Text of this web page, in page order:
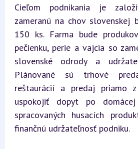
Cieľom podnikania je
zameranú na chov slovenskej
150 ks. Farma bude
pečienku, perie a vajcia so
slovenské odrody a
Plánované sú trhové
reštaurácií a predaj priamo
uspokojiť dopyt po
spracovaných husacích
finančnú udržateľnosť podniku.